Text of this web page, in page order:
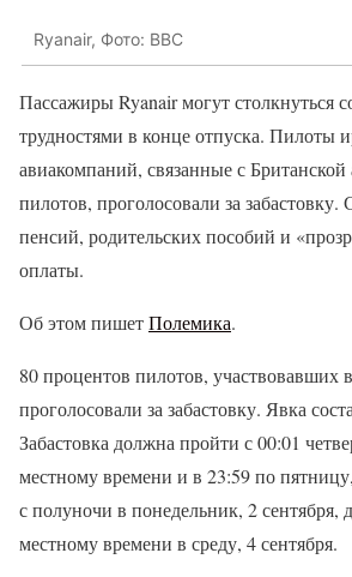
Ryanair, Фото: BBC
Пассажиры Ryanair могут столкнуться
трудностями в конце отпуска. Пилоты
авиакомпаний, связанные с Британской
пилотов, проголосовали за забастовку.
пенсий, родительских пособий и
оплаты.
Об этом пишетПолемика.
80 процентов пилотов, участвовавших
проголосовали за забастовку. Явка
Забастовка должна пройти с 00:01
местному времени и в 23:59 по
с полуночи в понедельник, 2 сентября,
местному времени в среду, 4 сентября.